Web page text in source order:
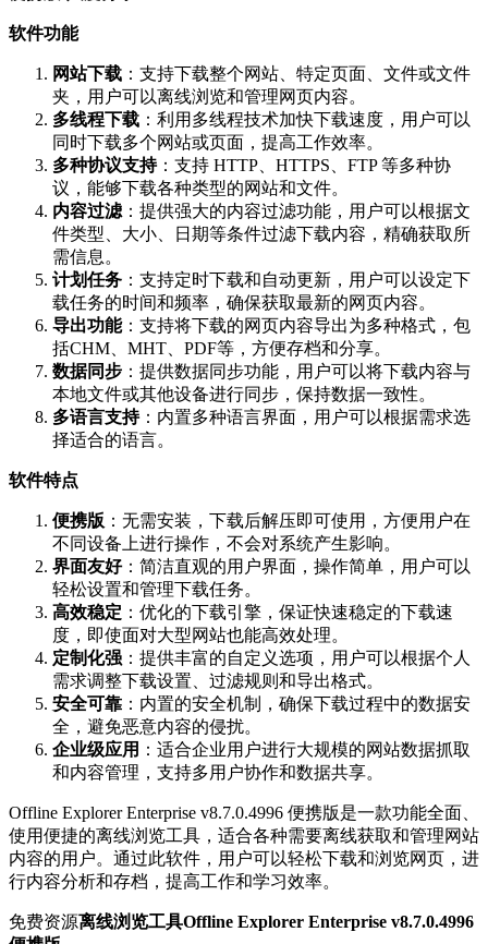
软件功能
网站下载 ：支持下载整个网站、特定页面、文件或文件
夹，用户可以离线浏览和管理网页内容。
多线程下载 ：利用多线程技术加快下载速度，用户可以
同时下载多个网站或页面，提高工作效率。
多种协议支持：支持 HTTP、HTTPS、FTP 等多种协
议，能够下载各种类型的网站和文件。
内容过滤 ：提供强大的内容过滤功能，用户可以根据文
件类型、大小、日期等条件过滤下载内容，精确获取所
需信息。
计划任务 ：支持定时下载和自动更新，用户可以设定下
载任务的时间和频率，确保获取最新的网页内容。
导出功能：支持将下载的网页内容导出为多种格式，包
括CHM、MHT、PDF等，方便存档和分享。
数据同步 ：提供数据同步功能，用户可以将下载内容与
本地文件或其他设备进行同步，保持数据一致性。
多语言支持：内置多种语言界面，用户可以根据需求选
择适合的语言。
软件特点
便携版 ：无需安装，下载后解压即可使用，方便用户在
不同设备上进行操作，不会对系统产生影响。
界面友好：简洁直观的用户界面，操作简单，用户可以
轻松设置和管理下载任务。
高效稳定 ：优化的下载引擎，保证快速稳定的下载速
度，即使面对大型网站也能高效处理。
定制化强 ：提供丰富的自定义选项，用户可以根据个人
需求调整下载设置、过滤规则和导出格式。
安全可靠 ：内置的安全机制，确保下载过程中的数据安
全，避免恶意内容的侵扰。
企业级应用 ：适合企业用户进行大规模的网站数据抓取
和内容管理，支持多用户协作和数据共享。
Offline Explorer Enterprise v8.7.0.4996 便携版是一款功能全面、
使用便捷的离线浏览工具，适合各种需要离线获取和管理网站
内容的用户。通过此软件，用户可以轻松下载和浏览网页，进
行内容分析和存档，提高工作和学习效率。
免费资源离线浏览工具Offline Explorer Enterprise v8.7.0.4996